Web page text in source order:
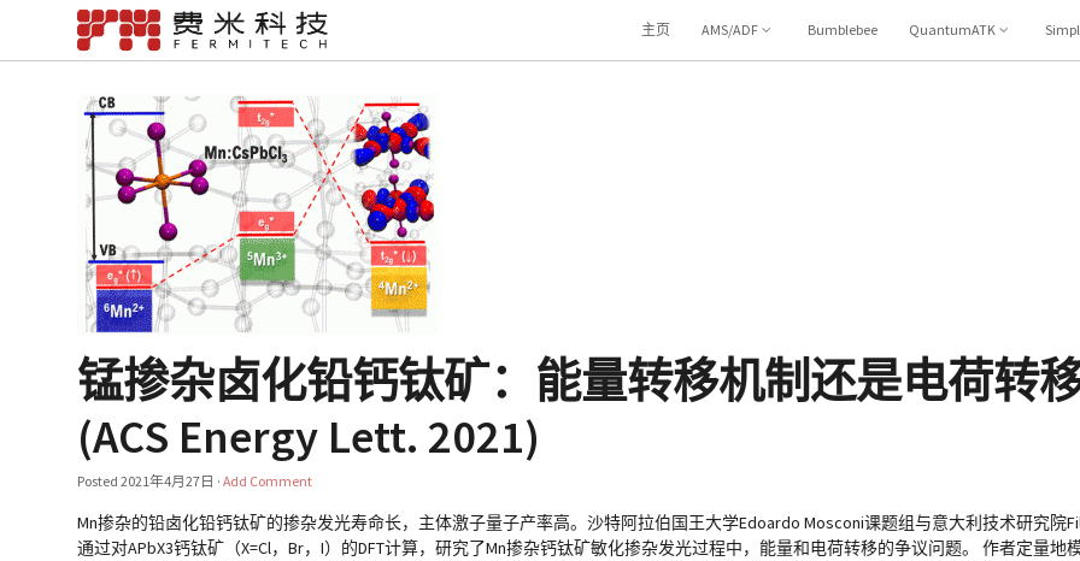
主页 AMS/ADF Bumblebee QuantumATK
锰掺杂卤化铅钙钛矿：能量转移机制还是电荷转移
(ACS Energy Lett. 2021)
Posted2021年4月27日 ·Add Comment
Mn掺杂的铅卤化铅钙钛矿的掺杂发光寿命长，主体激子量子产率高。沙特阿拉伯国王大学Edoardo Mosconi课题组与意大利技术研究院
通过对APbX3钙钛矿（X=Cl，Br，I）的DFT计算，研究了Mn掺杂钙钛矿敏化掺杂发光过程中，能量和电荷转移的争议问题。 作者定量地